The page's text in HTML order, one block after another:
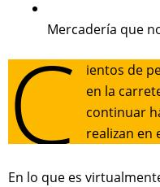
Mercadería que
C
ientos de
en la
continuar
realizan en
En lo que es